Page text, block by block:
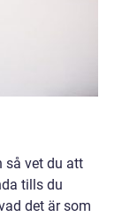
så vet du att
tills du
det är som